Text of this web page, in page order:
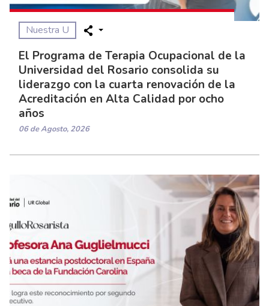
Nuestra U
El Programa de Terapia Ocupacional de la
Universidad del Rosario consolida su
liderazgo con la cuarta renovación de la
Acreditación en Alta Calidad por ocho
años
06 de Agosto, 2026